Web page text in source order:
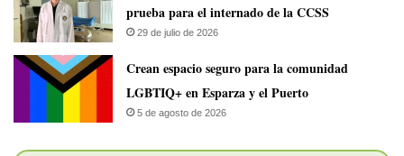
prueba para el internado de la CCSS
29 de julio de 2026
Crean espacio seguro para la comunidad
LGBTIQ+ en Esparza y el Puerto
5 de agosto de 2026